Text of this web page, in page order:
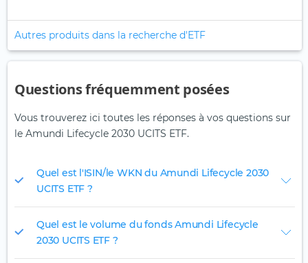
Autres produits dans la recherche d'ETF
Questions fréquemment posées
Vous trouverez ici toutes les réponses à vos questions sur
le Amundi Lifecycle 2030 UCITS ETF.
Quel est l'ISIN/le WKN du Amundi Lifecycle 2030
UCITS ETF ?
Quel est le volume du fonds Amundi Lifecycle
2030 UCITS ETF ?